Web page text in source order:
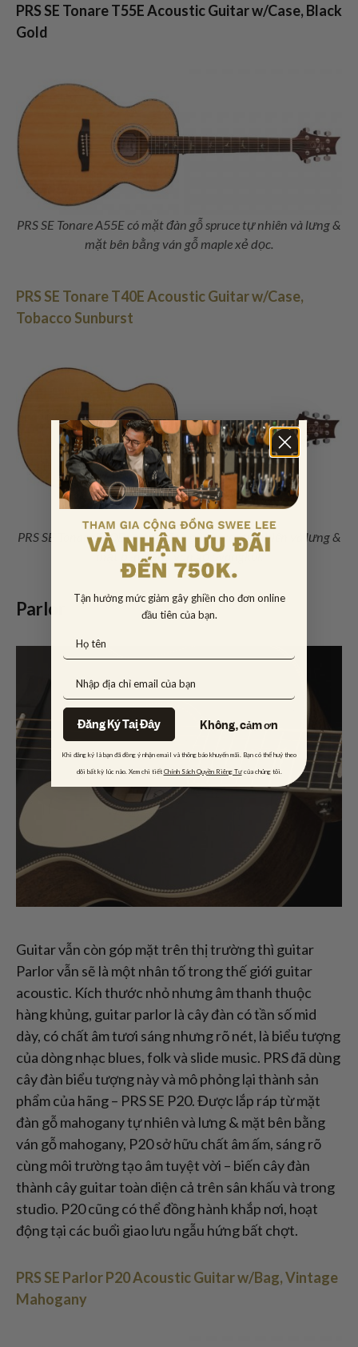
PRS SE Tonare T55E Acoustic Guitar w/Case, Black
Gold
PRS SE Tonare A55E có mặt đàn gỗ spruce tự nhiên và lưng &
mặt bên bằng ván gỗ maple xẻ dọc.
PRS SE Tonare T40E Acoustic Guitar w/Case,
Tobacco Sunburst
PRS SE Tonare T40E có mặt đàn gỗ spruce tự nhiên và lưng &
mặt bên bằng ván gỗ ovangkol.
Parlor
Guitar vẫn còn góp mặt trên thị trường thì guitar
Parlor vẫn sẽ là một nhân tố trong thế giới guitar
acoustic. Kích thước nhỏ nhưng âm thanh thuộc
hàng khủng, guitar parlor là cây đàn có tần số mid
dày, có chất âm tươi sáng nhưng rõ nét, là biểu tượng
của dòng nhạc blues, folk và slide music. PRS đã dùng
cây đàn biểu tượng này và mô phỏng lại thành sản
phẩm của hãng – PRS SE P20. Được lắp ráp từ mặt
đàn gỗ mahogany tự nhiên và lưng & mặt bên bằng
ván gỗ mahogany, P20 sở hữu chất âm ấm, sáng rõ
cùng môi trường tạo âm tuyệt vời – biến cây đàn
thành cây guitar toàn diện cả trên sân khấu và trong
studio. P20 cũng có thể đồng hành khắp nơi, hoạt
động tại các buổi giao lưu ngẫu hứng bất chợt.
PRS SE Parlor P20 Acoustic Guitar w/Bag, Vintage
Mahogany
Tận hưởng mức giảm gây ghiền cho đơn online
đầu tiên của bạn.
Đăng Ký Tại Đây Không, cảm ơn
Khi đăng ký là bạn đã đồng ý nhận email và thông báo khuyến mãi. Bạn có thể huỷ theo
dõi bất kỳ lúc nào. Xem chi tiết Chính Sách Quyền Riêng Tưcủa chúng tôi.